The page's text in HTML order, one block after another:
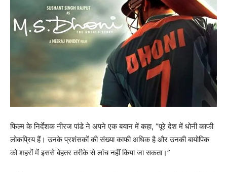
फिल्म के निर्देशक नीरज पांडे ने अपने एक बयान में कहा, “पूरे देश में धोनी काफी
लोकप्रिय हैं। उनके प्रशंसकों की संख्या काफी अधिक है और उनकी बायोपिक
को शहरों में इससे बेहतर तरीके से लांच नहीं किया जा सकता।”